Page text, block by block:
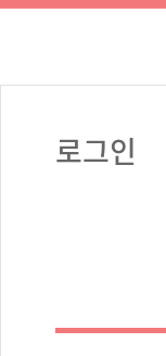
로그인